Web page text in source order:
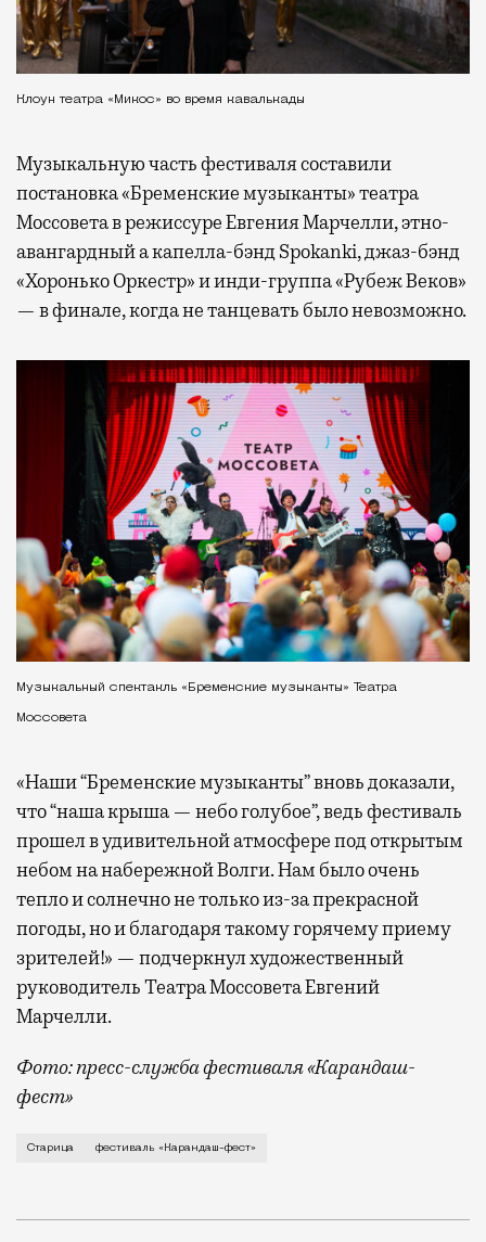
Клоун театра «Микос» во время кавалькады
Музыкальную часть фестиваля составили
постановка «Бременские музыканты» театра
Моссовета в режиссуре Евгения Марчелли, этно-
авангардный а капелла-бэнд Spokanki, джаз-бэнд
«Хоронько Оркестр» и инди-группа «Рубеж Веков»
— в финале, когда не танцевать было невозможно.
Музыкальный спектакль «Бременские музыканты» Театра
Моссовета
«Наши “Бременские музыканты” вновь доказали,
что “наша крыша — небо голубое”, ведь фестиваль
прошел в удивительной атмосфере под открытым
небом на набережной Волги. Нам было очень
тепло и солнечно не только из-за прекрасной
погоды, но и благодаря такому горячему приему
зрителей!» — подчеркнул художественный
руководитель Театра Моссовета Евгений
Марчелли.
Фото: пресс-служба фестиваля «Карандаш-
фест»
В минувший уикенд маленькая Старица в
Старица фестиваль «Карандаш-фест»